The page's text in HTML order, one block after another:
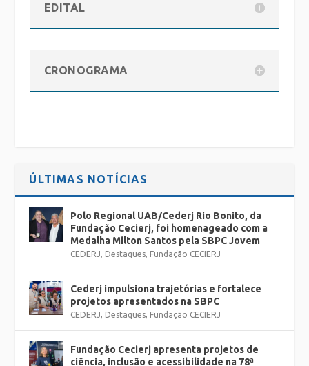
EDITAL
CRONOGRAMA
ÚLTIMAS NOTÍCIAS
Polo Regional UAB/Cederj Rio Bonito, da
Fundação Cecierj, foi homenageado com a
Medalha Milton Santos pela SBPC Jovem
CEDERJ, Destaques, Fundação CECIERJ
Cederj impulsiona trajetórias e fortalece
projetos apresentados na SBPC
CEDERJ, Destaques, Fundação CECIERJ
Fundação Cecierj apresenta projetos de
ciência, inclusão e acessibilidade na 78ª